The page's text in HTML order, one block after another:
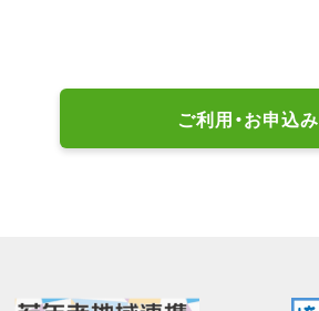
ご利用・お申込み